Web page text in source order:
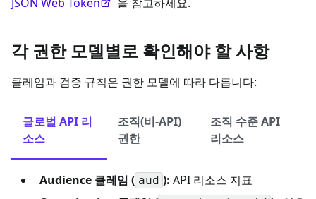
각 권한 모델별로 확인해야 할 사항
클레임과 검증 규칙은 권한 모델에 따라 다릅니다:
글로벌 API 리
소스
조직(비-API)
권한
조직 수준 API
리소스
Audience 클레임 ( aud ): API 리소스 지표